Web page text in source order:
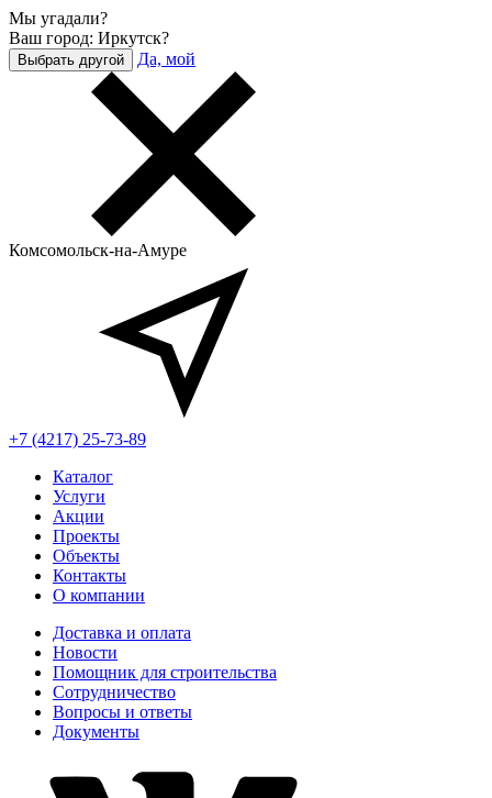
Мы угадали?
Ваш город: Иркутск?
Выбрать другой Да, мой
Комсомольск-на-Амуре
+7 (4217) 25-73-89
Каталог
Услуги
Акции
Проекты
Объекты
Контакты
О компании
Доставка и оплата
Новости
Помощник для строительства
Сотрудничество
Вопросы и ответы
Документы